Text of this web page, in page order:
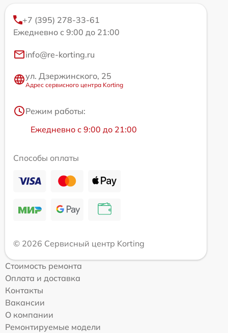
+7 (395) 278-33-61
Ежедневно с 9:00 до 21:00
info@re-korting.ru
ул. Дзержинского, 25
Адрес сервисного центра Korting
Режим работы:
Ежедневно с 9:00 до 21:00
Способы оплаты
© 2026 Сервисный центр Korting
Стоимость ремонта
Оплата и доставка
Контакты
Вакансии
О компании
Ремонтируемые модели